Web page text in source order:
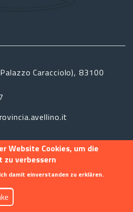
Caracciolo), 83100
Website Cookies, um die
zu verbessern
damit einverstanden zu erklären.